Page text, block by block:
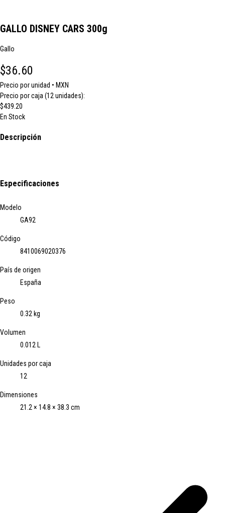
GALLO DISNEY CARS 300g
Gallo
$36.60
Precio por unidad • MXN
Precio por caja (12 unidades):
$439.20
En Stock
Descripción
Especificaciones
Modelo
GA92
Código
8410069020376
País de origen
España
Peso
0.32 kg
Volumen
0.012 L
Unidades por caja
12
Dimensiones
21.2 × 14.8 × 38.3 cm